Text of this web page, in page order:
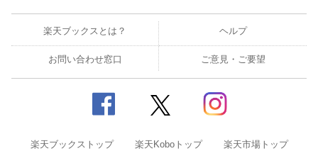
楽天ブックスとは？ ヘルプ
お問い合わせ窓口 ご意見・ご要望
楽天ブックストップ 楽天Koboトップ 楽天市場トップ